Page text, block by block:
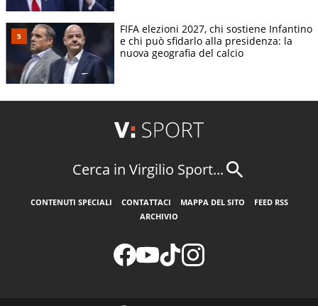
FIFA elezioni 2027, chi sostiene Infantino
e chi può sfidarlo alla presidenza: la
nuova geografia del calcio
Cerca in Virgilio Sport...
CONTENUTI SPECIALI CONTATTACI MAPPA DEL SITO
FEED RSS
ARCHIVIO